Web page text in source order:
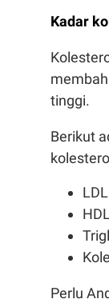
Kadar
tinggi.
Berikut
Perlu